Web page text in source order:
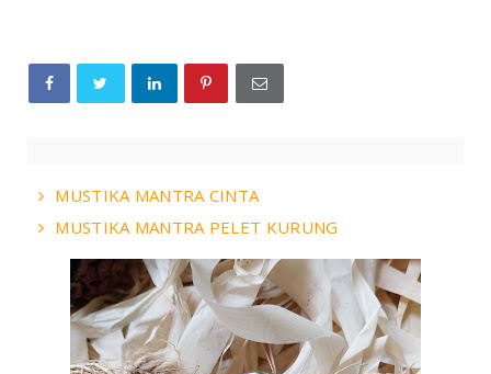
MUSTIKA MANTRA CINTA
MUSTIKA MANTRA PELET KURUNG